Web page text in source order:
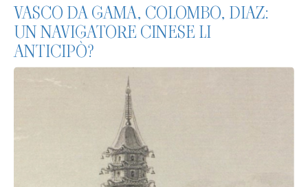
VASCO DA GAMA, COLOMBO, DIAZ:
UN NAVIGATORE CINESE LI
ANTICIPÒ?